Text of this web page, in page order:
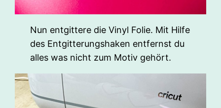
Nun entgittere die Vinyl Folie. Mit Hilfe
des Entgitterungshaken entfernst du
alles was nicht zum Motiv gehört.